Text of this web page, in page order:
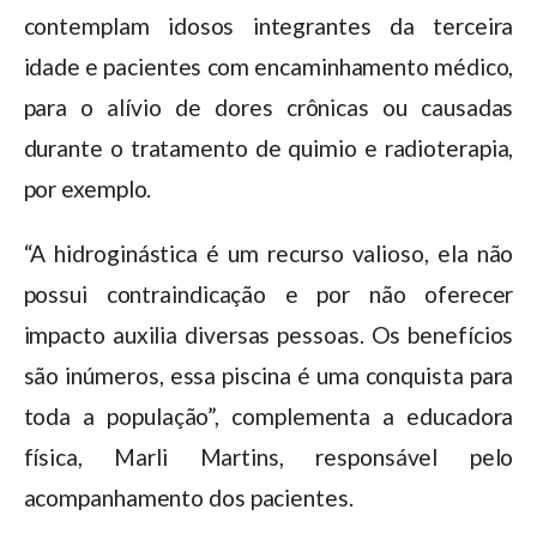
contemplam idosos integrantes da terceira
idade e pacientes com encaminhamento médico,
para o alívio de dores crônicas ou causadas
durante o tratamento de quimio e radioterapia,
por exemplo.
“A hidroginástica é um recurso valioso, ela não
possui contraindicação e por não oferecer
impacto auxilia diversas pessoas. Os benefícios
são inúmeros, essa piscina é uma conquista para
toda a população”, complementa a educadora
física, Marli Martins, responsável pelo
acompanhamento dos pacientes.